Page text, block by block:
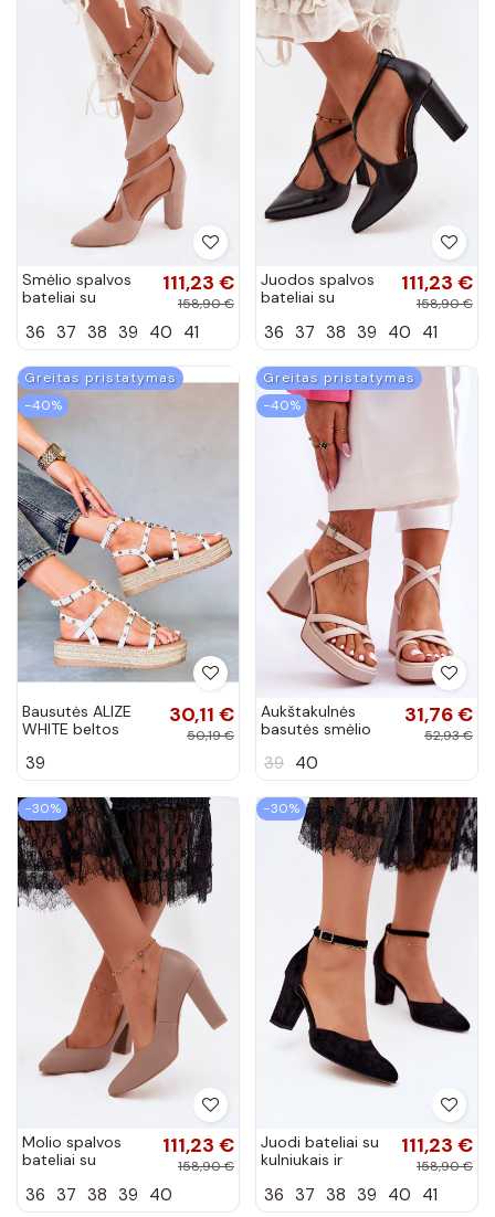
Smėlio spalvos
bateliai su
juostelėmis iš
Zazoo 1053
111,23 €
158,90 €
36 37 38 39 40 41
Juodos spalvos
bateliai su
juostelėmis
111,23 €
158,90 €
36 37 38 39 40 41
Greitas pristatymas
−40%
Bausutės ALIZE
WHITE beltos
30,11 €
50,19 €
39
Greitas pristatymas
−40%
Aukštakulnės
basutės smėlio
Rose
31,76 €
52,93 €
39 40
−30%
Molio spalvos
bateliai su
smailia nosimi
111,23 €
158,90 €
36 37 38 39 40
−30%
Juodi bateliai su
kulniukais ir
nosimi Zazoo 823
111,23 €
158,90 €
36 37 38 39 40 41